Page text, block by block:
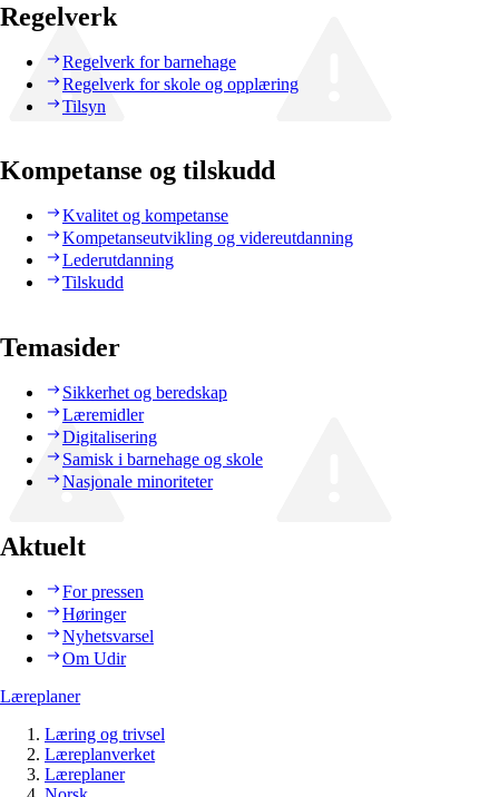
Regelverk
Regelverk for barnehage
Regelverk for skole og opplæring
Tilsyn
Kompetanse og tilskudd
Kvalitet og kompetanse
Kompetanseutvikling og videreutdanning
Lederutdanning
Tilskudd
Temasider
Sikkerhet og beredskap
Læremidler
Digitalisering
Samisk i barnehage og skole
Nasjonale minoriteter
Aktuelt
For pressen
Høringer
Nyhetsvarsel
Om Udir
Læreplaner
Læring og trivsel
Læreplanverket
Læreplaner